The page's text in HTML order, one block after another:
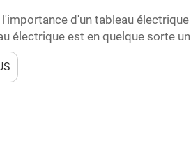
l'importance d'un tableau
électrique est en quelque sorte
régulant le flux d'électricité et en